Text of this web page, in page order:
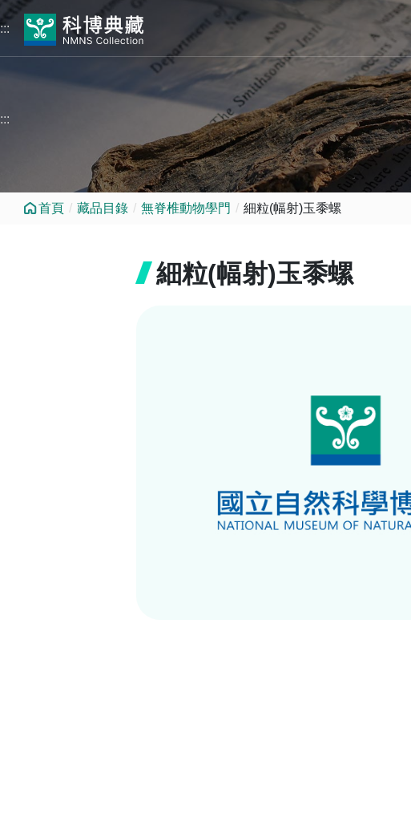
跳到中央內容區塊
:::
:::
首頁 藏品目錄 無脊椎動物學門 細粒(幅射)玉黍螺
細粒(幅射)玉黍螺